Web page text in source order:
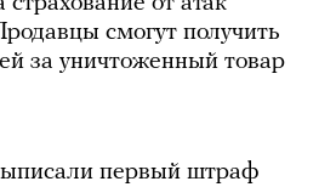
смогут получить
за уничтоженный товар
первый штраф